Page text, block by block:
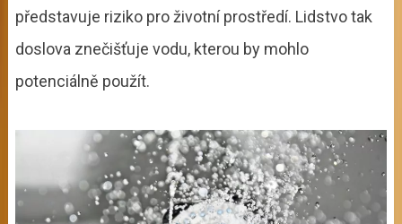
představuje riziko pro životní prostředí. Lidstvo tak
doslova znečišťuje vodu, kterou by mohlo
potenciálně použít.